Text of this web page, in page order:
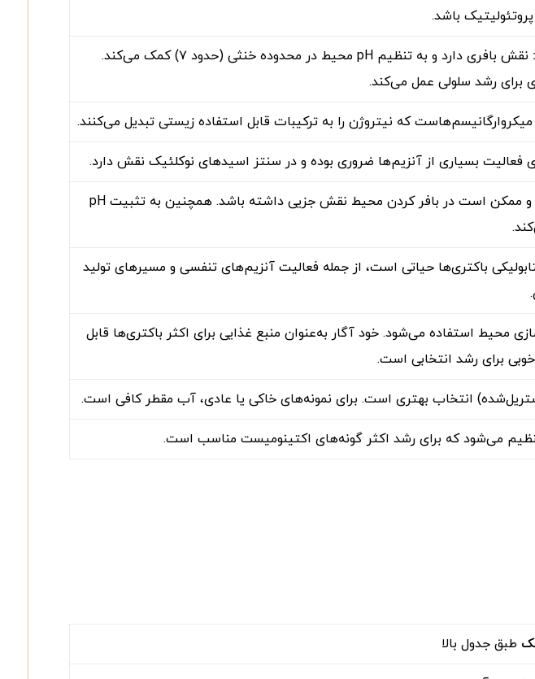
باشد.
نقش بافری دارد و به تنظیم pH محیط در محدوده خنثی (حدود ۷) کمک می‌کند.
برای رشد سلولی عمل می‌کند.
میکروارگانیسم‌هاست که نیتروژن را به ترکیبات قابل استفاده زیستی تبدیل می‌کنند.
فعالیت بسیاری از آنزیم‌ها ضروری بوده و در سنتز اسیدهای نوکلئیک نقش دارد.
به‌عنوان منبع کلسیم عمل می‌کند و ممکن است در بافر کردن محیط نقش جزیی داشته باشد. همچنین به تثبیت pH
باکتری‌ها حیاتی است، از جمله فعالیت آنزیم‌های تنفسی و مسیرهای تولید
محیط استفاده می‌شود. خود آگار به‌عنوان منبع غذایی برای اکثر باکتری‌ها قابل
برای رشد انتخابی است.
انتخاب بهتری است. برای نمونه‌های خاکی یا عادی، آب مقطر کافی است.
طبق جدول بالا